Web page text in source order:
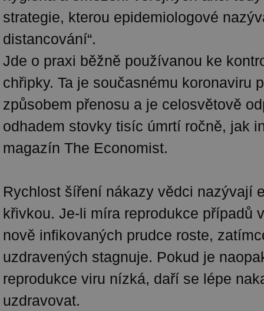
strategie, kterou epidemiologové
distancování“.
Jde o praxi běžně používanou ke
chřipky. Ta je současnému koronaviru
způsobem přenosu a je celosvětově
odhadem stovky tisíc úmrtí ročně, jak
magazín The Economist.
Rychlost šíření nákazy vědci nazývají
křivkou. Je-li míra reprodukce případů
nově infikovaných prudce roste,
uzdravených stagnuje. Pokud je
reprodukce viru nízká, daří se lépe
uzdravovat.